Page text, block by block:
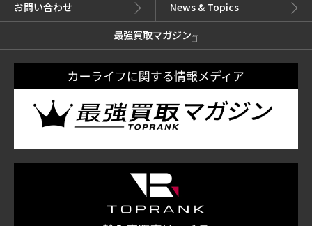
お問い合わせ
News & Topics
最強買取マガジン